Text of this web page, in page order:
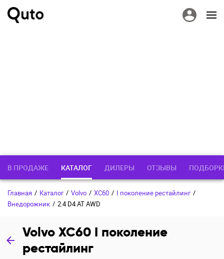
В ПРОДАЖЕ КАТАЛОГ ДИЛЕРЫ ОТЗЫВЫ
Главная / Каталог / Volvo / XC60 / I поколение рестайлинг /
Внедорожник / 2.4 D4 AT AWD
Volvo XC60 I поколение
рестайлинг